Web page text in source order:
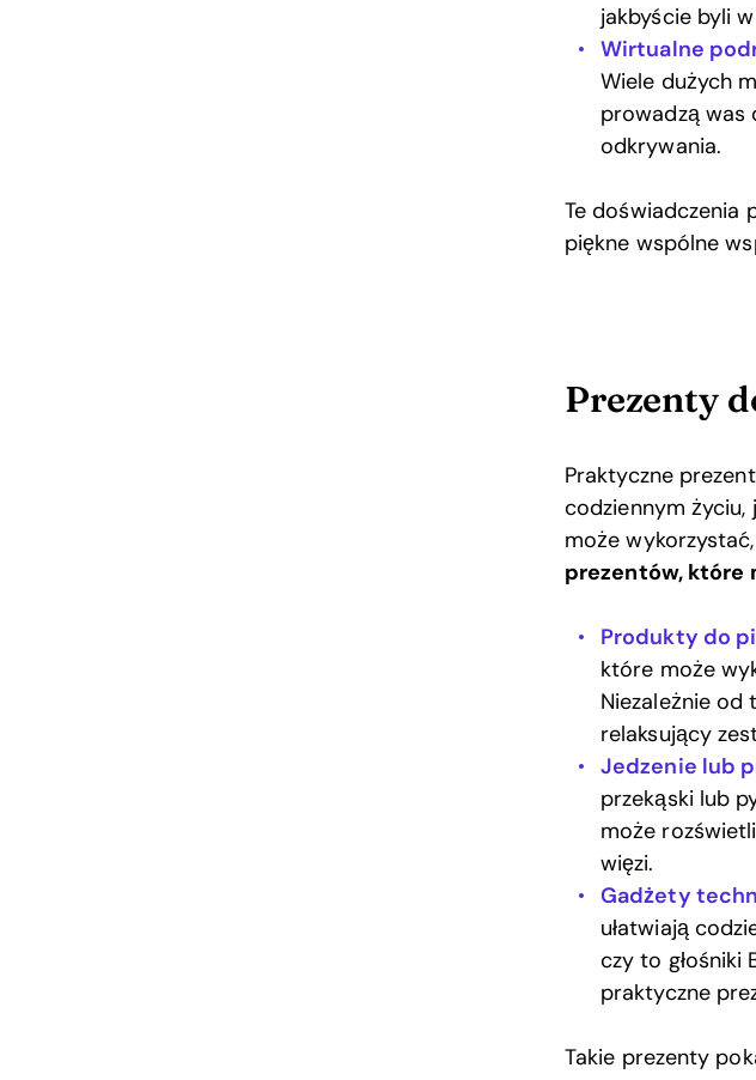
jakbyście byli
Wirtualne
Wiele dużych
prowadzą was
odkrywania.
Te doświadczenia
piękne wspólne
Prezenty
Praktyczne
codziennym życiu,
może
prezentów, które
Produkty do
które może
Niezależnie
relaksujący
Jedzenie lub
przekąski lub
może
więzi.
Gadżety
ułatwiają
czy to głośniki
praktyczne
Takie prezenty